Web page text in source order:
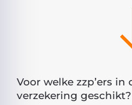
Voor welke zzp’ers in
verzekering geschikt?